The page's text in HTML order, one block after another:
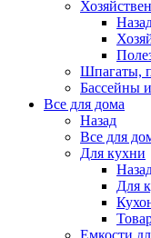
Шпагаты,
Бассейны
Все для дома
Назад
Все для
Для кухни
Для
Емкости